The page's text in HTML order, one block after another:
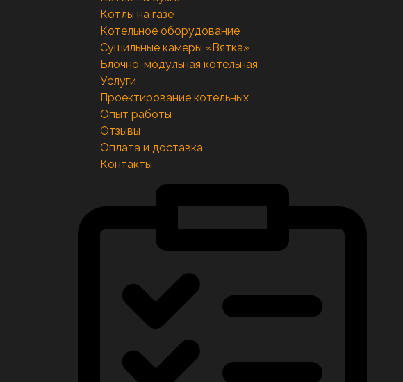
Котлы на газе
Котельное оборудование
Сушильные камеры «Вятка»
Блочно-модульная котельная
Услуги
Проектирование котельных
Опыт работы
Отзывы
Оплата и доставка
Контакты